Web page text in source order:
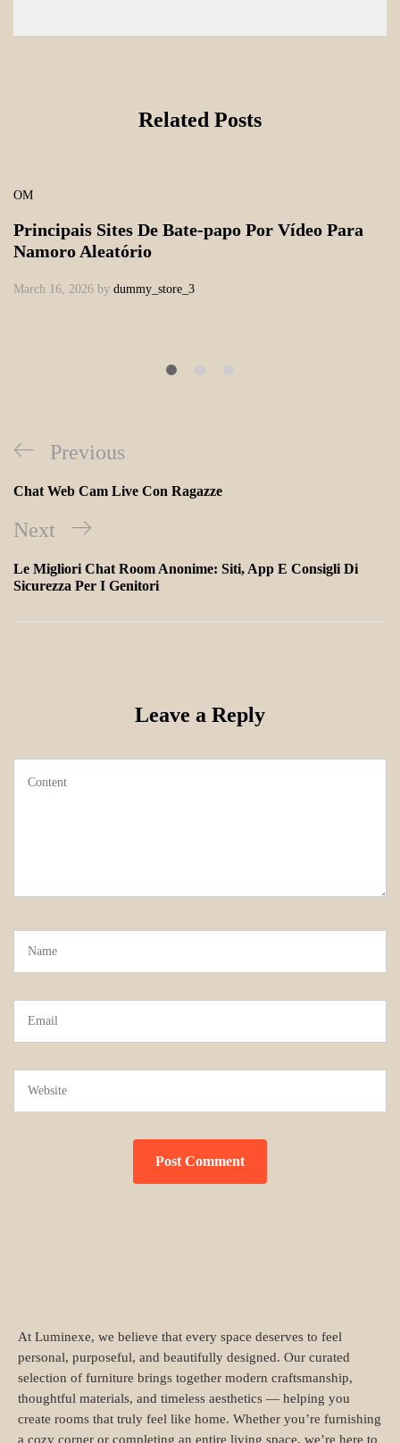
Related Posts
OM
Principais Sites De Bate-papo Por Vídeo Para
Namoro Aleatório
March 16, 2026 by dummy_store_3
Previous
Chat Web Cam Live Con Ragazze
Next
Le Migliori Chat Room Anonime: Siti, App E Consigli Di
Sicurezza Per I Genitori
Leave a Reply
At Luminexe, we believe that every space deserves to feel
personal, purposeful, and beautifully designed. Our curated
selection of furniture brings together modern craftsmanship,
thoughtful materials, and timeless aesthetics — helping you
create rooms that truly feel like home. Whether you’re furnishing
a cozy corner or completing an entire living space, we’re here to